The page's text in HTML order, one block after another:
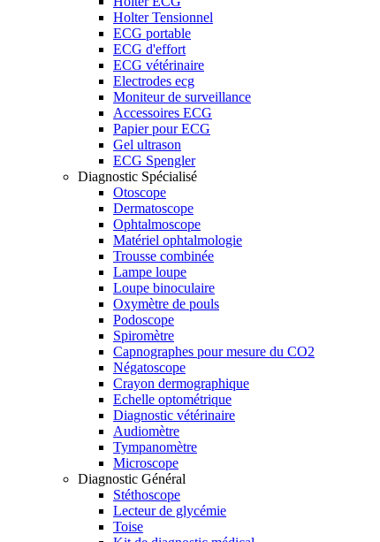
Holter Tensionnel
ECG portable
ECG d'effort
ECG vétérinaire
Electrodes ecg
Moniteur de surveillance
Accessoires ECG
Papier pour ECG
Gel ultrason
ECG Spengler
Diagnostic Spécialisé
Otoscope
Dermatoscope
Ophtalmoscope
Matériel ophtalmologie
Trousse combinée
Lampe loupe
Loupe binoculaire
Oxymètre de pouls
Podoscope
Spiromètre
Capnographes pour mesure du CO2
Négatoscope
Crayon dermographique
Echelle optométrique
Diagnostic vétérinaire
Audiomètre
Tympanomètre
Microscope
Diagnostic Général
Stéthoscope
Lecteur de glycémie
Toise